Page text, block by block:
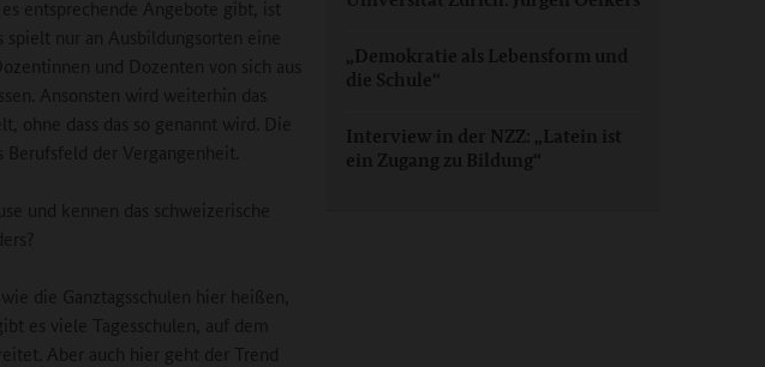
entsprechende Angebote gibt, ist
spielt nur an Ausbildungsorten eine
und Dozenten von sich aus
Ansonsten wird weiterhin das
ohne dass das so genannt wird. Die
der Vergangenheit.
und kennen das schweizerische
die Ganztagsschulen hier heißen,
es viele Tagesschulen, auf dem
Aber auch hier geht der Trend
„Demokratie als Lebensform und
die Schule“
Interview in der NZZ: „Latein ist
ein Zugang zu Bildung“